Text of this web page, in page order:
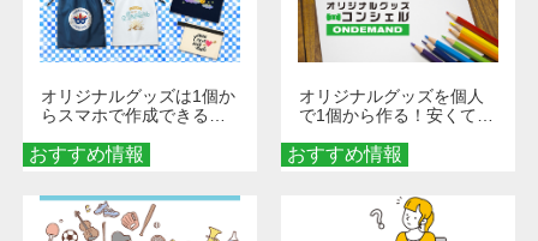
おすすめ情報
オリジナルグッズは1個か
らスマホで作成できる！
くなる巾着＆ポーチ活用
術
おすすめ情報
オリジナルグッズを個人
で1個から作る！安くて簡
秘訣